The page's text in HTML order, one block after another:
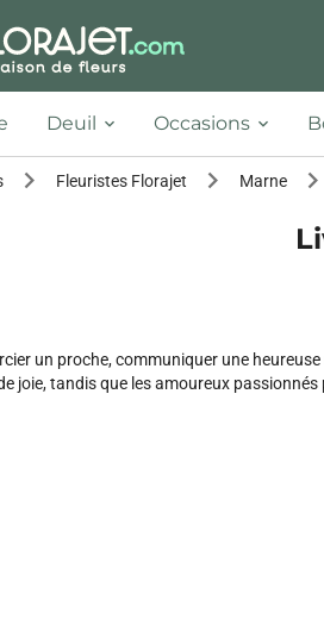
Deuil Occasions
Fleuristes Florajet Marne
un proche, communiquer une
joie, tandis que les amoureux